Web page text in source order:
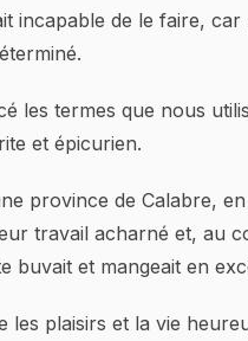
incapable de le faire,
les termes que nous
et épicurien.
province de Calabre,
travail acharné et, au
buvait et mangeait en
les plaisirs et la vie